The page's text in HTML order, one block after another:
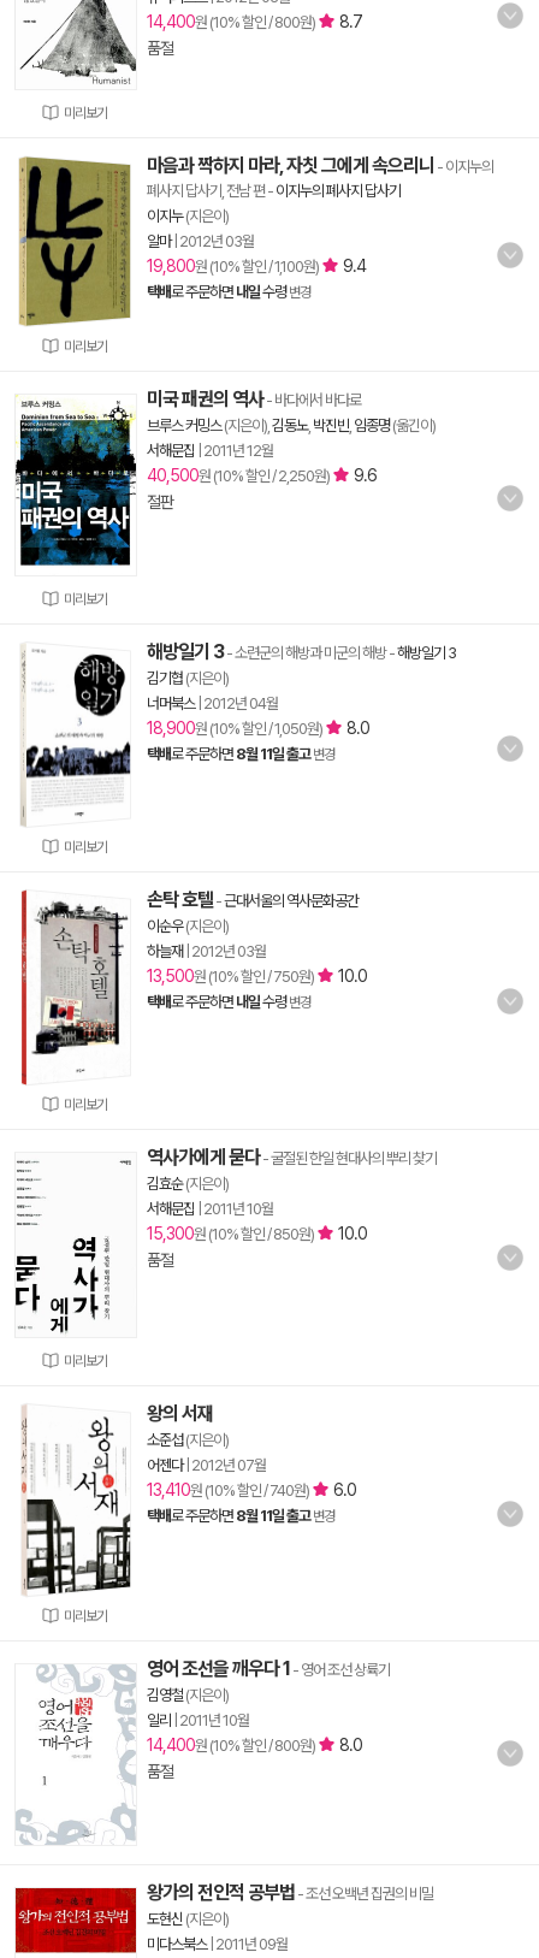
미리보기
14,400원 (10% 할인 / 800원)
8.7
품절
미리보기
마음과 짝하지 마라, 자칫 그에게 속으리니 - 이지누의
폐사지 답사기, 전남 편 - 이지누의 폐사지 답사기
이지누(지은이)
알마| 2012년 03월
19,800원 (10% 할인 / 1,100원) 9.4
택배로 주문하면 내일수령 변경
미리보기
미국 패권의 역사- 바다에서 바다로
브루스 커밍스(지은이), 김동노, 박진빈 임종명(옮긴이)
서해문집 2011년 12월
40,500원 (10% 할인 / 2,250원)
9.6
절판
미리보기
해방일기 3- 소련군의 해방과 미군의 해방-해방일기 3
김기협 (지은이)
너머북스| 2012년 04월
18,900원 (10% 할인 / 1,050원) 8.0
택배로 주문하면 8월 11일 출고 변경
미리보기
손탁 호텔 -근대서울의 역사문화공간
이순우(지은이)
하늘재 2012년 03월
13,500원 (10% 할인 / 750원) 10.0
택배로 주문하면 내일수령 변경
미리보기
역사가에게 묻다- 굴절된 한일 현대사의 뿌리 찾기
김효순(지은이)
서해문집 2011년 10월
15,300원 (10% 할인 / 850원)
10.0
품절
미리보기
왕의 서재
소준섭(지은이)
어젠다| 2012년 07월
13,410원 (10% 할인 / 740원) 6.0
택배로 주문하면 8월 11일 출고 변경
영어 조선을 깨우다 1 - 영어 조선 상륙기
김영철 (지은이)
일리
2011년 10월
14,400원 (10% 할인 / 800원)
8.0
품절
왕가의 전인적 공부법 - 조선 오백년 집권의 비밀
도현신 (지은이)
미다스북스| 2011년 09월